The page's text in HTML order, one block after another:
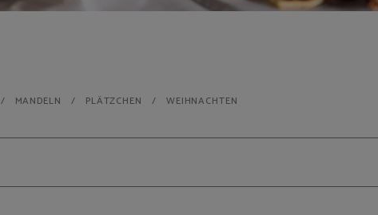
MANDELN PLÄTZCHEN WEIHNACHTEN